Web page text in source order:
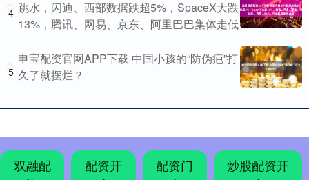
4 跳水，闪迪、西部数据跌超5%，SpaceX大跌
13%，腾讯、网易、京东、阿里巴巴集体走低
5
申宝配资官网APP下载 中国小孩的“防伪疤”打
久了就摆烂？
双融配
配资开
配资门
炒股配资开